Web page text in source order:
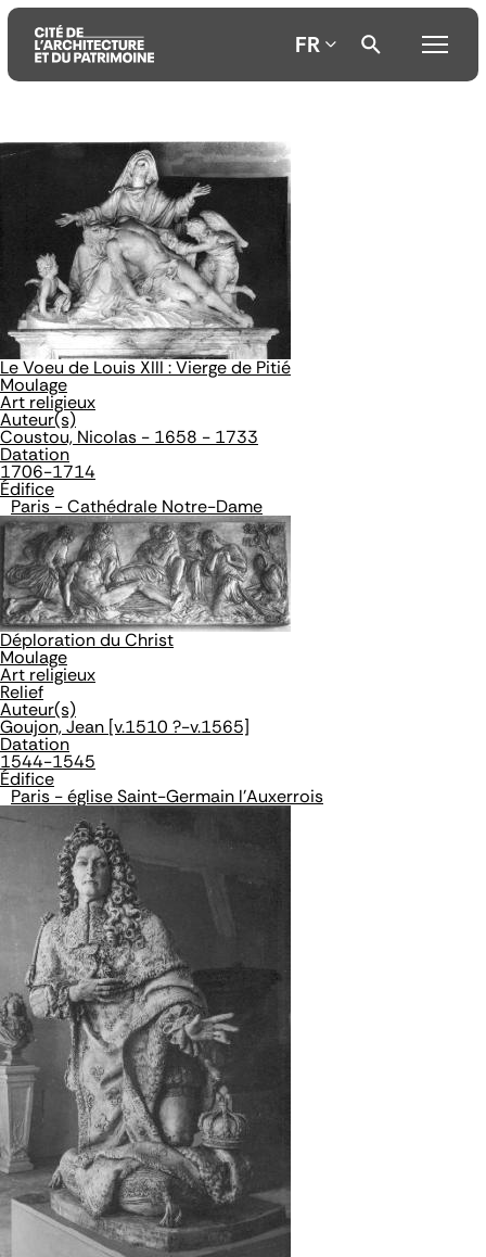
Aller
principal
Aller
principal
Aller
recherche
FR
Le Voeu de Louis XIII : Vierge de Pitié
Moulage
Art religieux
Auteur(s)
Coustou, Nicolas - 1658 - 1733
Datation
1706-1714
Édifice
Paris - Cathédrale Notre-Dame
Déploration du Christ
Moulage
Art religieux
Relief
Auteur(s)
Goujon, Jean [v.1510 ?-v.1565]
Datation
1544-1545
Édifice
Paris - église Saint-Germain l'Auxerrois